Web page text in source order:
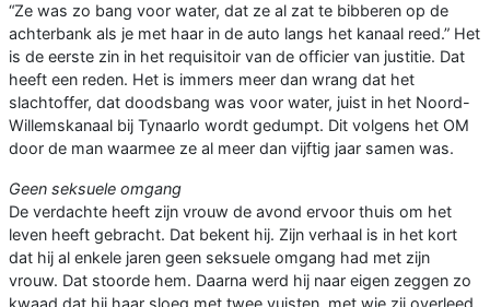
“Ze was zo bang voor water, dat ze al zat te bibberen op de
achterbank als je met haar in de auto langs het kanaal reed.” Het
is de eerste zin in het requisitoir van de officier van justitie. Dat
heeft een reden. Het is immers meer dan wrang dat het
slachtoffer, dat doodsbang was voor water, juist in het Noord-
Willemskanaal bij Tynaarlo wordt gedumpt. Dit volgens het OM
door de man waarmee ze al meer dan vijftig jaar samen was.
Geen seksuele omgang
De verdachte heeft zijn vrouw de avond ervoor thuis om het
leven heeft gebracht. Dat bekent hij. Zijn verhaal is in het kort
dat hij al enkele jaren geen seksuele omgang had met zijn
vrouw. Dat stoorde hem. Daarna werd hij naar eigen zeggen zo
kwaad dat hij haar sloeg met twee vuisten, met wie zij overleed.